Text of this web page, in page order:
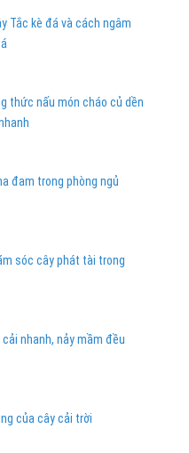
Tắc kè đá và cách ngâm
thức nấu món cháo củ dền
đam trong phòng ngủ
sóc cây phát tài trong
nhanh, nảy mầm đều
của cây cải trời